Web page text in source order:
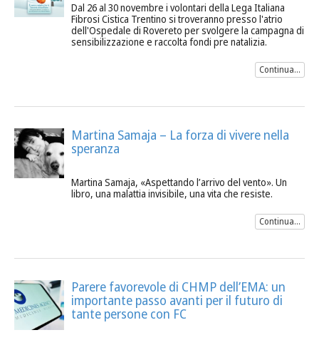
Dal 26 al 30 novembre i volontari della Lega Italiana
Fibrosi Cistica Trentino si troveranno presso l'atrio
dell'Ospedale di Rovereto per svolgere la campagna di
sensibilizzazione e raccolta fondi pre natalizia.
Continua...
Martina Samaja – La forza di vivere nella
speranza
Martina Samaja, «Aspettando l’arrivo del vento». Un
libro, una malattia invisibile, una vita che resiste.
Continua...
Parere favorevole di CHMP dell’EMA: un
importante passo avanti per il futuro di
tante persone con FC